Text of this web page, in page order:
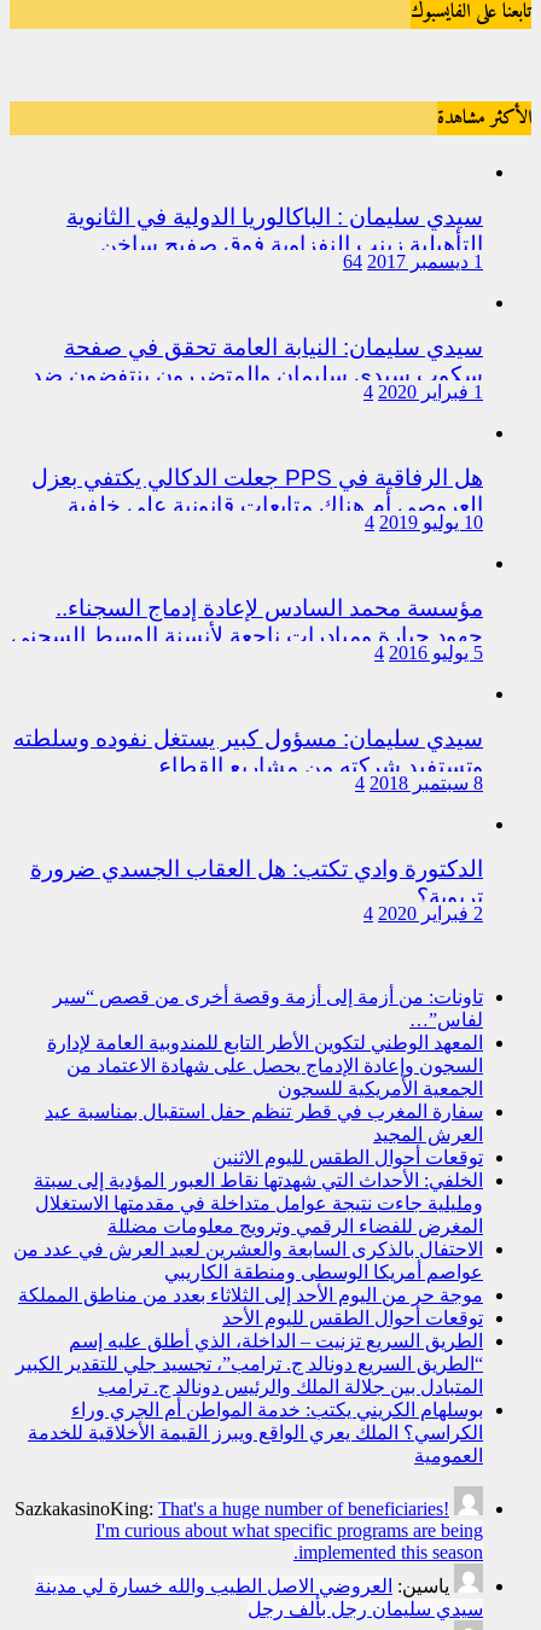
تابعنا على الفايسبوك
الأكثر مشاهدة
سيدي سليمان : الباكالوريا الدولية في الثانوية
التأهيلية زينب النفزاوية فوق صفيح ساخن
1 ديسمبر 2017 64
سيدي سليمان: النيابة العامة تحقق في صفحة
سكوب سيدي سليمان والمتضررون ينتفضون ضد
المتورطين من رجال الشرطة
1 فبراير 2020 4
هل الرفاقية في PPS جعلت الدكالي يكتفي بعزل
العروصي أم هناك متابعات قانونية على خلفية
اختلالات التسيير بمندوبية سيدي سليمان
10 يوليو 2019 4
مؤسسة محمد السادس لإعادة إدماج السجناء..
جهود جبارة ومبادرات ناجعة لأنسنة الوسط السجني
5 يوليو 2016 4
سيدي سليمان: مسؤول كبير يستغل نفوده وسلطته
وتستفيد شركته من مشاريع القطاع
8 سبتمبر 2018 4
الدكتورة وادي تكتب: هل العقاب الجسدي ضرورة
تربوية؟
2 فبراير 2020 4
تاونات: من أزمة إلى أزمة وقصة أخرى من قصص “سير
لفاس”…
المعهد الوطني لتكوين الأطر التابع للمندوبية العامة لإدارة
السجون وإعادة الإدماج يحصل على شهادة الاعتماد من
الجمعية الأمريكية للسجون
سفارة المغرب في قطر تنظم حفل استقبال بمناسبة عيد
العرش المجيد
توقعات أحوال الطقس لليوم الاثنين
الخلفي: الأحداث التي شهدتها نقاط العبور المؤدية إلى سبتة
ومليلية جاءت نتيجة عوامل متداخلة في مقدمتها الاستغلال
المغرض للفضاء الرقمي وترويج معلومات مضللة
الاحتفال بالذكرى السابعة والعشرين لعيد العرش في عدد من
عواصم أمريكا الوسطى ومنطقة الكاريبي
موجة حر من اليوم الأحد إلى الثلاثاء بعدد من مناطق المملكة
توقعات أحوال الطقس لليوم الأحد
الطريق السريع تزنيت – الداخلة، الذي أطلق عليه إسم
“الطريق السريع دونالد ج. ترامب”، تجسيد جلي للتقدير الكبير
المتبادل بين جلالة الملك والرئيس دونالد ج. ترامب
بوسلهام الكريني يكتب: خدمة المواطن أم الجري وراء
الكراسي؟ الملك يعري الواقع ويبرز القيمة الأخلاقية للخدمة
العمومية
SazkakasinoKing: That's a huge number of beneficiaries!
I'm curious about what specific programs are being
implemented this season.
ياسين: العروضي الاصل الطيب والله خسارة لي مدينة
سيدي سليمان رجل بألف رجل